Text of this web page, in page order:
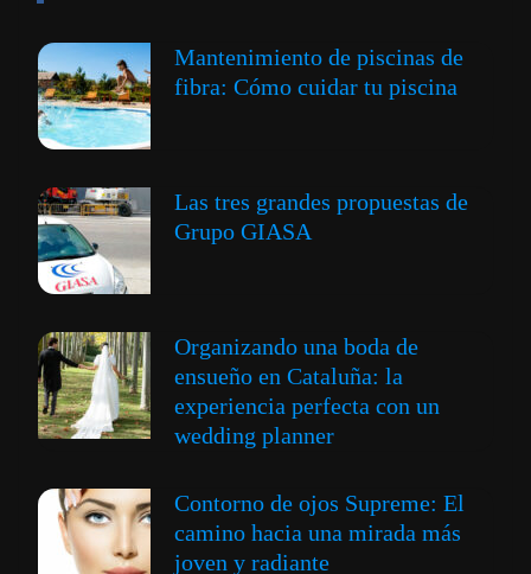
Mantenimiento de piscinas de
fibra: Cómo cuidar tu piscina
Las tres grandes propuestas de
Grupo GIASA
Organizando una boda de
ensueño en Cataluña: la
experiencia perfecta con un
wedding planner
Contorno de ojos Supreme: El
camino hacia una mirada más
joven y radiante